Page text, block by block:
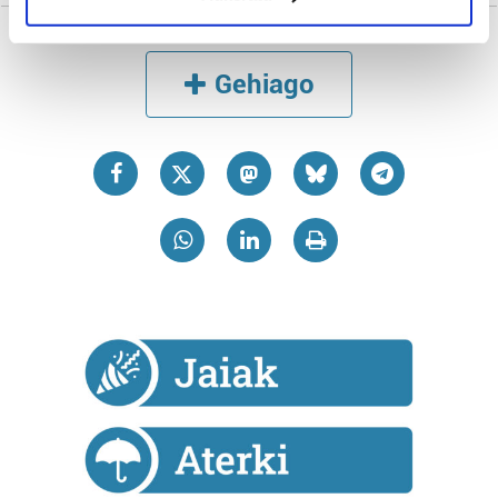
specific characteristics (fingerprinting)
Find out more about how your personal data is processed
and set your preferences in thedetails section
prozesatzen ditugu, zure IP zenbakia, besteak beste,
teknologia erabiliz, cookieak adibidez, iragarki eta eduki
pertsonalizatuak eskaintzeko, iragarkiak eta edukia
neurtzeko, jendeari buruzko informazioa biltzeko eta
produktuak garatzeko. Zure datuak nork eta zertarako
Bazkide batzuek ez dizute baimenik eskatzen, eta beren
interes komertzial legitimoetan babesten dira. Ikusi gure
bazkideen zerrenda, beren ustez zein helburutarako
duten interes legitimoa eta horren aurka nola egin
dezakezun ikusteko.
Gehiago